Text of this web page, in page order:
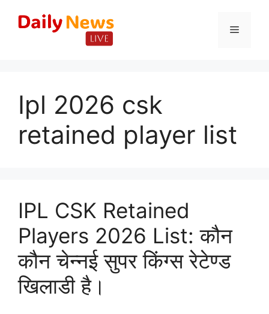
Menu
Ipl 2026 csk
retained player list
IPL CSK Retained
Players 2026 List: कौन
कौन चेन्नई सुपर किंग्स रेटेण्ड
खिलाडी है।